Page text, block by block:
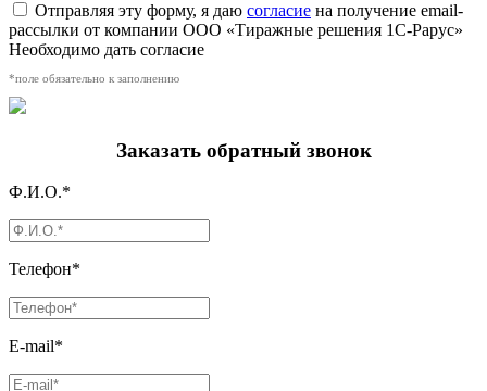
Отправляя эту форму, я даю согласие на получение email-
рассылки от компании ООО «Тиражные решения 1С-Рарус»
Необходимо дать согласие
*поле обязательно к заполнению
Заказать обратный звонок
Ф.И.О.*
Телефон*
E-mail*